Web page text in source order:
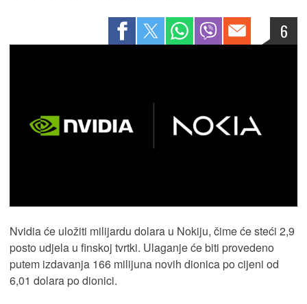
6
Nvidia će uložiti milijardu dolara u Nokiju, čime će steći 2,9
posto udjela u finskoj tvrtki. Ulaganje će biti provedeno
putem izdavanja 166 milijuna novih dionica po cijeni od
6,01 dolara po dionici.